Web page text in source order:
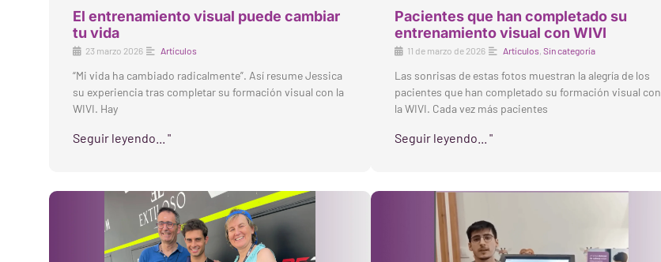
El entrenamiento visual puede cambiar
tu vida
23 marzo 2026 Artículos
“Mi vida ha cambiado radicalmente”. Así resume Jessica
su experiencia tras completar su formación visual con la
WIVI. Hay
Seguir leyendo... "
Pacientes que han completado su
entrenamiento visual con WIVI
11 de marzo de 2026 Artículos Sin categoría
Las sonrisas de estas fotos muestran la alegría de los
pacientes que han completado su formación visual con
la WIVI. Cada vez más pacientes
Seguir leyendo... "